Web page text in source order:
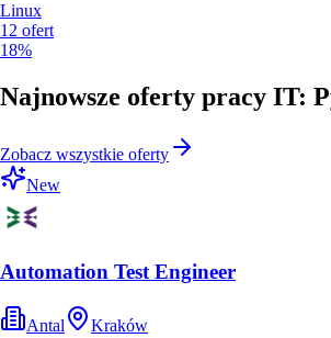
Linux
12 ofert
18%
Najnowsze oferty pracy IT:
Zobacz wszystkie oferty
New
Automation Test Engineer
Antal Kraków